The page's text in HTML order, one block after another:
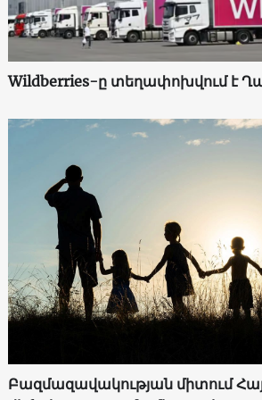
Wildberries-ը տեղափոխվում է
Բազմազավակության միտում